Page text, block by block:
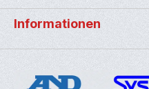
Informationen